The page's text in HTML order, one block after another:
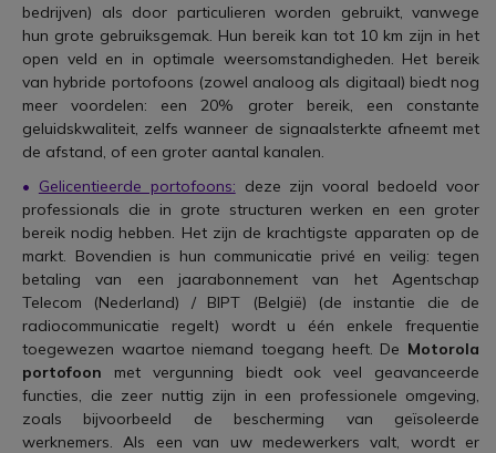
bedrijven) als door particulieren worden gebruikt, vanwege
hun grote gebruiksgemak. Hun bereik kan tot 10 km zijn in het
open veld en in optimale weersomstandigheden. Het bereik
van hybride portofoons (zowel analoog als digitaal) biedt nog
meer voordelen: een 20% groter bereik, een constante
geluidskwaliteit, zelfs wanneer de signaalsterkte afneemt met
de afstand, of een groter aantal kanalen.
• Gelicentieerde portofoons: deze zijn vooral bedoeld voor
professionals die in grote structuren werken en een groter
bereik nodig hebben. Het zijn de krachtigste apparaten op de
markt. Bovendien is hun communicatie privé en veilig: tegen
betaling van een jaarabonnement van het Agentschap
Telecom (Nederland) / BIPT (België) (de instantie die de
radiocommunicatie regelt) wordt u één enkele frequentie
toegewezen waartoe niemand toegang heeft. De Motorola
portofoon met vergunning biedt ook veel geavanceerde
functies, die zeer nuttig zijn in een professionele omgeving,
zoals bijvoorbeeld de bescherming van geïsoleerde
werknemers. Als een van uw medewerkers valt, wordt er